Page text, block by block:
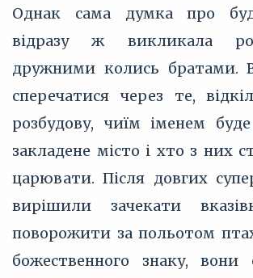
Однак сама думка про
відразу ж викликала
дружними колись братами.
сперечатися через те,
розбудову, чиїм іменем
закладене місто і хто з них
царювати. Після довгих
вирішили зачекати
поворожити за польотом
божественного знаку, вони